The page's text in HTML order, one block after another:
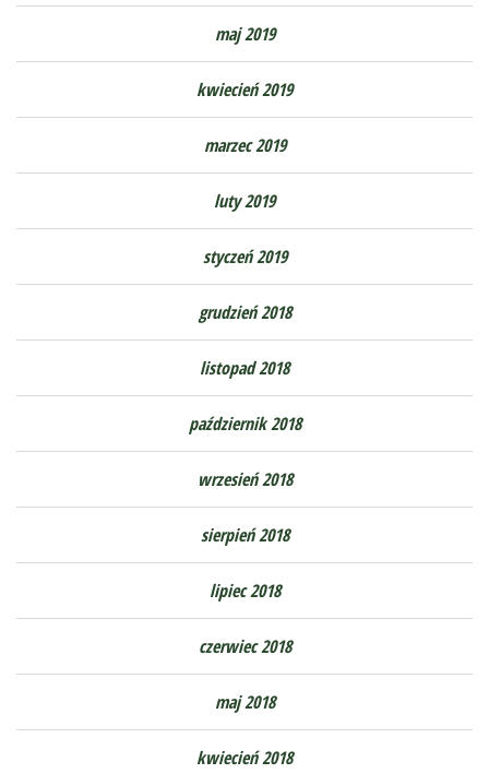
maj 2019
kwiecień 2019
marzec 2019
luty 2019
styczeń 2019
grudzień 2018
listopad 2018
październik 2018
wrzesień 2018
sierpień 2018
lipiec 2018
czerwiec 2018
maj 2018
kwiecień 2018